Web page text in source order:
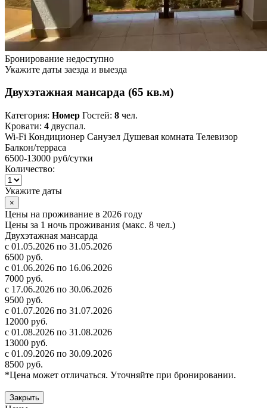
Бронирование недоступно
Укажите даты заезда и выезда
Двухэтажная мансарда (65 кв.м)
Категория: Номер Гостей: 8 чел.
Кровати: 4 двуспал.
Wi-Fi Кондиционер Санузел Душевая комната Телевизор
Балкон/терраса
6500-13000 руб/сутки
Количество:
Укажите даты
×
Цены на проживание в 2026 году
Цены за 1 ночь проживания (макс. 8 чел.)
Двухэтажная мансарда
с 01.05.2026 по 31.05.2026
6500 руб.
с 01.06.2026 по 16.06.2026
7000 руб.
с 17.06.2026 по 30.06.2026
9500 руб.
с 01.07.2026 по 31.07.2026
12000 руб.
с 01.08.2026 по 31.08.2026
13000 руб.
с 01.09.2026 по 30.09.2026
8500 руб.
*Цена может отличаться. Уточняйте при бронировании.
Закрыть